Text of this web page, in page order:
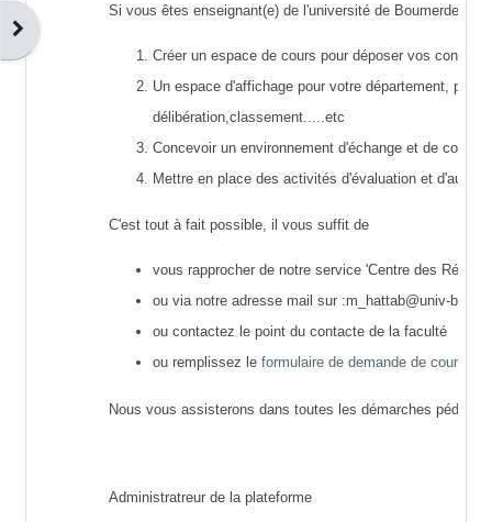
Ouvrir le tiroir des blocs
Si vous êtes enseignant(e) de l'université de Boumerdes et
Créer un espace de cours pour déposer vos
Un espace d'affichage pour votre département, pour
délibération,classement.....etc
Concevoir un environnement d'échange et de
Mettre en place des activités d'évaluation et d'auto-
C'est tout à fait possible, il vous suffit de
vous rapprocher de notre service 'Centre des
ou via notre adresse mail sur :m_hattab@univ-
ou contactez le point du contacte de la faculté
ou remplissez le formulaire de demande de cours
Nous vous assisterons dans toutes les démarches
Administratreur de la plateforme